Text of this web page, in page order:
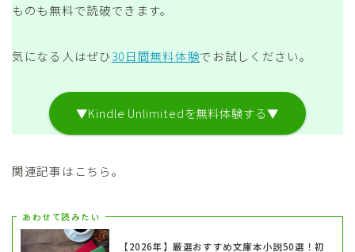
ものも無料で読破できます。
気になる人はぜひ30日間無料体験でお試しください。
▼Kindle Unlimitedを無料体験する▼
関連記事はこちら。
あわせて読みたい
【2026年】厳選おすすめ文庫本小説50選！初